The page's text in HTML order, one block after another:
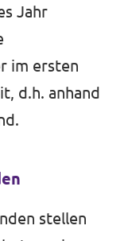
Jahr
im ersten
d.h. anhand
stellen